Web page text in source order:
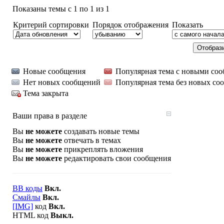
Показаны темы с 1 по 1 из 1
Критерий сортировки Порядок отображения Показать
Новые сообщения
Популярная тема с новыми
Нет новых сообщений
Популярная тема без новых
Тема закрыта
Ваши права в разделе
Вы не можете создавать новые темы
Вы не можете отвечать в темах
Вы не можете прикреплять вложения
Вы не можете редактировать свои сообщения
BB коды Вкл.
Смайлы Вкл.
[IMG] код Вкл.
HTML код Выкл.